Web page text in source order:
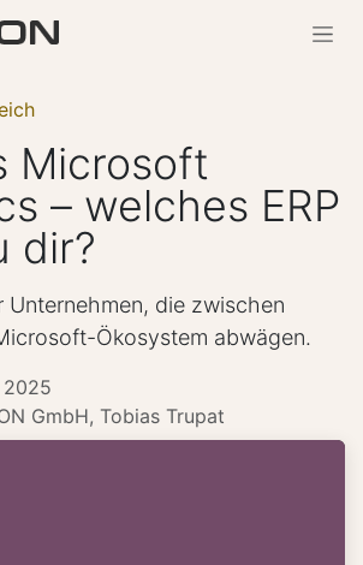
Microsoft
– welches ERP
dir?
Unternehmen, die zwischen
Ökosystem abwägen.
2025
GmbH, Tobias Trupat